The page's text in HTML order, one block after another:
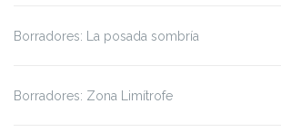
Borradores: La posada sombría
Borradores: Zona Limítrofe